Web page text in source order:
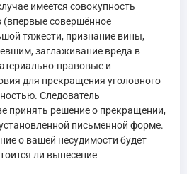
имеется совокупность
совершённое
тяжести, признание вины,
заглаживание вреда в
правовые и
для прекращения уголовного
Следователь
принять решение о прекращении,
письменной форме.
о вашей несудимости будет
ли вынесение